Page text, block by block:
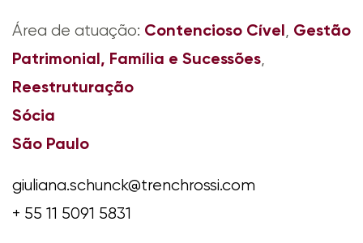
Área de atuação: Contencioso Cível, Gestão
Patrimonial, Família e Sucessões,
Reestruturação
Sócia
São Paulo
giuliana.schunck@trenchrossi.com
+ 55 11 5091 5831